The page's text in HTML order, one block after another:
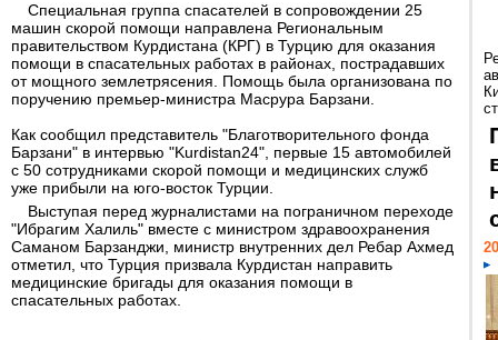
Специальная группа спасателей в сопровождении 25
машин скорой помощи направлена Региональным
правительством Курдистана (КРГ) в Турцию для оказания
помощи в спасательных работах в районах, пострадавших
от мощного землетрясения. Помощь была организована по
поручению премьер-министра Масрура Барзани.
Как сообщил представитель "Благотворительного фонда
Барзани" в интервью "Kurdistan24", первые 15 автомобилей
с 50 сотрудниками скорой помощи и медицинских служб
уже прибыли на юго-восток Турции.
Выступая перед журналистами на пограничном переходе
"Ибрагим Халиль" вместе с министром здравоохранения
Саманом Барзанджи, министр внутренних дел Ребар Ахмед
отметил, что Турция призвала Курдистан направить
медицинские бригады для оказания помощи в
спасательных работах.